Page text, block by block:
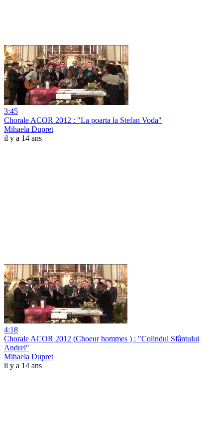
3:45
Chorale ACOR 2012 : "La poarta la Stefan Voda"
Mihaela Dupret
il y a 14 ans
4:18
Chorale ACOR 2012 (Choeur hommes ) : "Colindul Sfântului
Andrei"
Mihaela Dupret
il y a 14 ans